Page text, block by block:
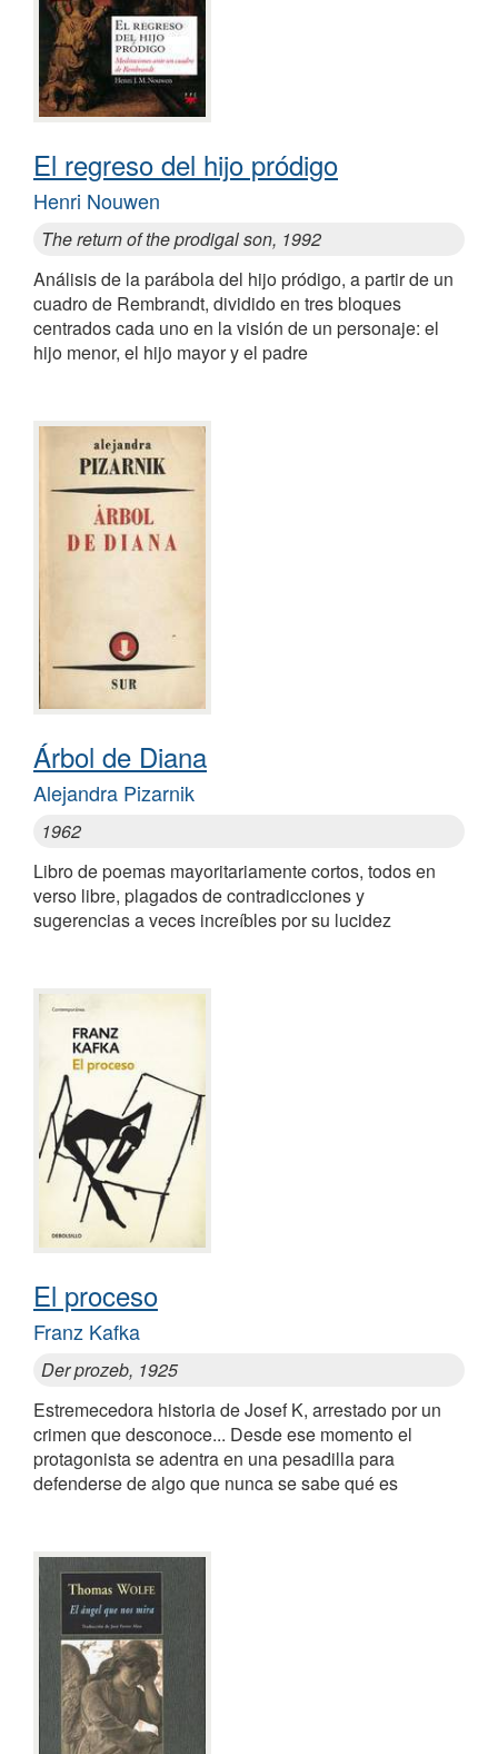
El regreso del hijo pródigo
Henri Nouwen
The return of the prodigal son, 1992
Análisis de la parábola del hijo pródigo, a partir de un
cuadro de Rembrandt, dividido en tres bloques
centrados cada uno en la visión de un personaje: el
hijo menor, el hijo mayor y el padre
Árbol de Diana
Alejandra Pizarnik
1962
Libro de poemas mayoritariamente cortos, todos en
verso libre, plagados de contradicciones y
sugerencias a veces increíbles por su lucidez
El proceso
Franz Kafka
Der prozeb, 1925
Estremecedora historia de Josef K, arrestado por un
crimen que desconoce... Desde ese momento el
protagonista se adentra en una pesadilla para
defenderse de algo que nunca se sabe qué es